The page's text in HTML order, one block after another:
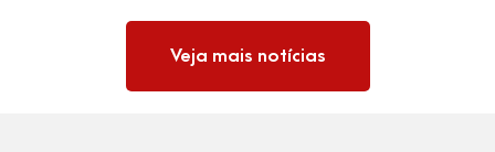
Veja mais notícias